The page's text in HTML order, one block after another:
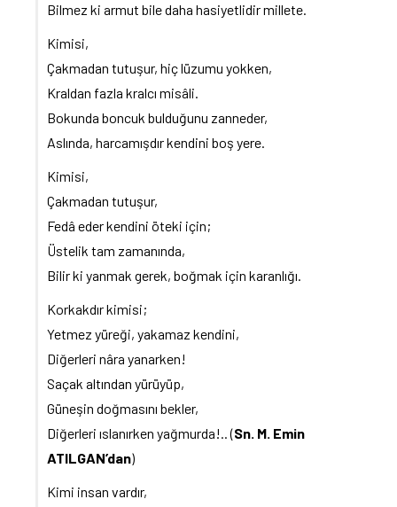
Bilmez ki armut bile daha hasiyetlidir millete.
Kimisi,
Çakmadan tutuşur, hiç lüzumu yokken,
Kraldan fazla kralcı misâli.
Bokunda boncuk bulduğunu zanneder,
Aslında, harcamışdır kendini boş yere.
Kimisi,
Çakmadan tutuşur,
Fedâ eder kendini öteki için;
Üstelik tam zamanında,
Bilir ki yanmak gerek, boğmak için karanlığı.
Korkakdır kimisi;
Yetmez yüreği, yakamaz kendini,
Diğerleri nâra yanarken!
Saçak altından yürüyüp,
Güneşin doğmasını bekler,
Diğerleri ıslanırken yağmurda!.. (Sn. M. Emin
ATILGAN’dan)
Kimi insan vardır,